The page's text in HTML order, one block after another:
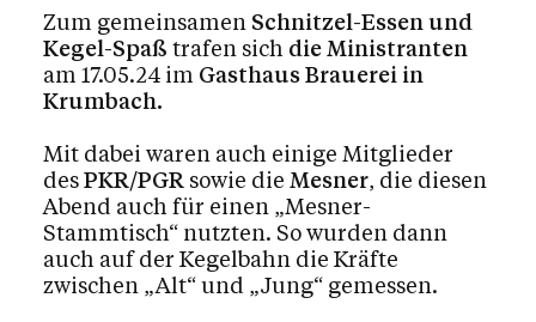
Zum gemeinsamen Schnitzel-Essen und
Kegel-Spaß trafen sich die Ministranten
am 17.05.24 im Gasthaus Brauerei in
Krumbach.
Mit dabei waren auch einige Mitglieder
desPKR/PGR sowie die Mesner, die diesen
Abend auch für einen „Mesner-
Stammtisch“ nutzten. So wurden dann
auch auf der Kegelbahn die Kräfte
zwischen „Alt“ und „Jung“ gemessen.